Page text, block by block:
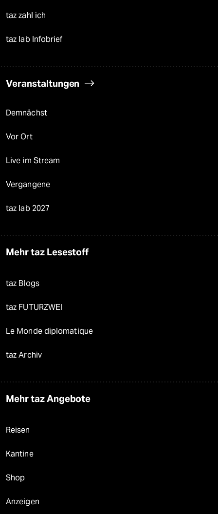
taz zahl ich
taz lab Infobrief
Veranstaltungen
Demnächst
Vor Ort
Live im Stream
Vergangene
taz lab 2027
Mehr taz Lesestoff
taz Blogs
taz FUTURZWEI
Le Monde diplomatique
taz Archiv
Mehr taz Angebote
Reisen
Kantine
Shop
Anzeigen